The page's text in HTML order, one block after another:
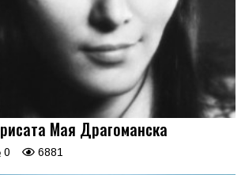
Мая Драгоманска
0 6881